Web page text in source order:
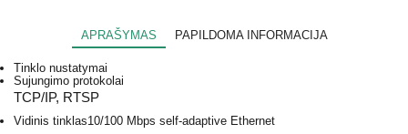
APRAŠYMAS PAPILDOMA INFORMACIJA
Tinklo nustatymai
Sujungimo protokolai
TCP/IP, RTSP
Vidinis tinklas10/100 Mbps self-adaptive Ethernet